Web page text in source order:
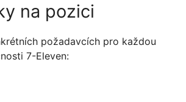
na pozici
požadavcích pro každou
7-Eleven: